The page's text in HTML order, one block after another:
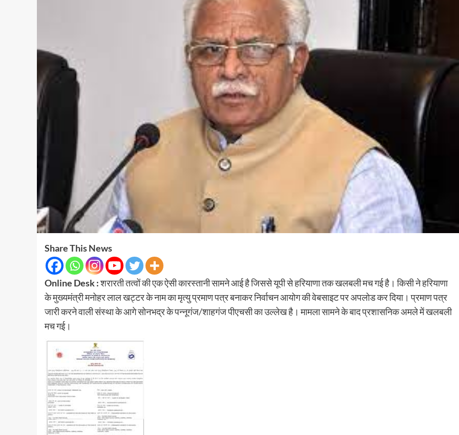
Share This News
Online Desk :शरारती तत्वों की एक ऐसी कारस्तानी सामने आई है जिससे यूपी से हरियाणा तक खलबली मच गई है। किसी ने हरियाणा
के मुख्यमंत्री मनोहर लाल खट्टर के नाम का मृत्यु प्रमाण पत्र बनाकर निर्वाचन आयोग की वेबसाइट पर अपलोड कर दिया। प्रमाण पत्र
जारी करने वाली संस्था के आगे सोनभद्र के पन्नूगंज/शाहगंज पीएचसी का उल्लेख है। मामला सामने के बाद प्रशासनिक अमले में खलबली
मच गई।